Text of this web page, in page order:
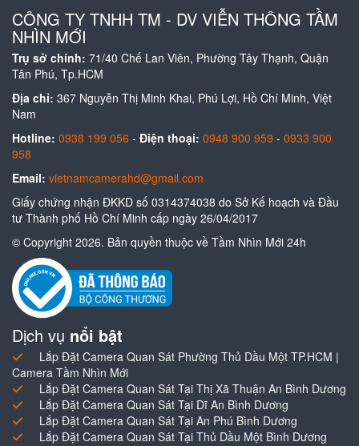
CÔNG TY TNHH TM - DV VIỄN THÔNG TẦM
NHÌN MỚI
Trụ sở chính: 71/40 Chế Lan Viên, Phường Tây Thạnh, Quận
Tân Phú, Tp.HCM
Địa chỉ: 367 Nguyễn Thị Minh Khai, Phú Lợi, Hồ Chí Minh, Việt
Nam
Hotline: 0938 199 056 - Điện thoại: 0948 900 959 - 0933 900
958
Email: vietnamcamerahd@gmail.com
Giấy chứng nhận ĐKKD số 0314374038 do Sở Kế hoạch và Đầu
tư Thành phố Hồ Chí Minh cấp ngày 26/04/2017
© Copyright 2026. Bản quyền thuộc về Tầm Nhìn Mới 24h
Dịch vụ nổi bật
Lắp Đặt Camera Quan Sát Phường Thủ Dầu Một TP.HCM |
Camera Tầm Nhìn Mới
Lắp Đặt Camera Quan Sát Tại Thị Xã Thuận An Bình Dương
Lắp Đặt Camera Quan Sát Tại Dĩ An Bình Dương
Lắp Đặt Camera Quan Sát Tại An Phú Bình Dương
Lắp Đặt Camera Quan Sát Tại Thủ Dầu Một Bình Dương